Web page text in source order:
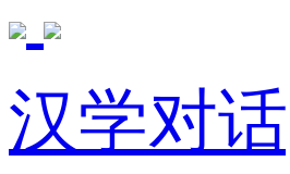
汉学对